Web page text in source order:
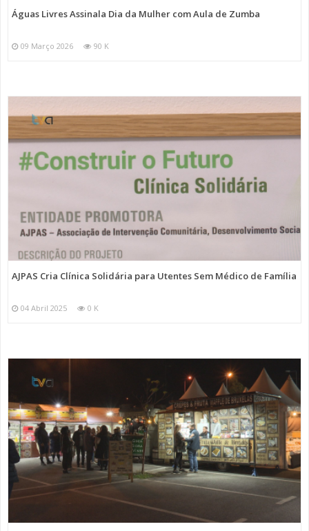
Águas Livres Assinala Dia da Mulher com Aula de Zumba
09 Março 2026 90 K
AJPAS Cria Clínica Solidária para Utentes Sem Médico de Família
04 Abril 2025 0 K